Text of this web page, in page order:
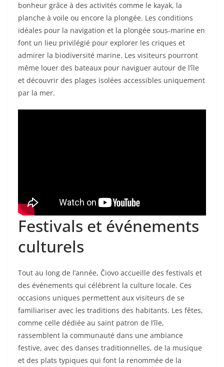
bonheur grâce à des activités comme le kayak, la
planche à voile ou encore la plongée. Les conditions
idéales pour la navigation et la plongée sous-marine en
font un lieu privilégié pour explorer les criques et
admirer la biodiversité marine. Les visiteurs pourront
même louer des bateaux pour naviguer autour de l’île
et découvrir des plages isolées accessibles uniquement
par la mer.
Festivals et événements
culturels
Tout au long de l’année, Čiovo accueille des festivals et
des événements qui célébrent la culture locale. Ces
occasions uniques permettent aux visiteurs de se
familiariser avec les traditions des habitants. Les fêtes,
comme celle dédiée au saint patron de l’île,
rassemblent la communauté dans une ambiance
festive, avec des danses traditionnelles, de la musique
et des plats typiques qui font la renommée de la